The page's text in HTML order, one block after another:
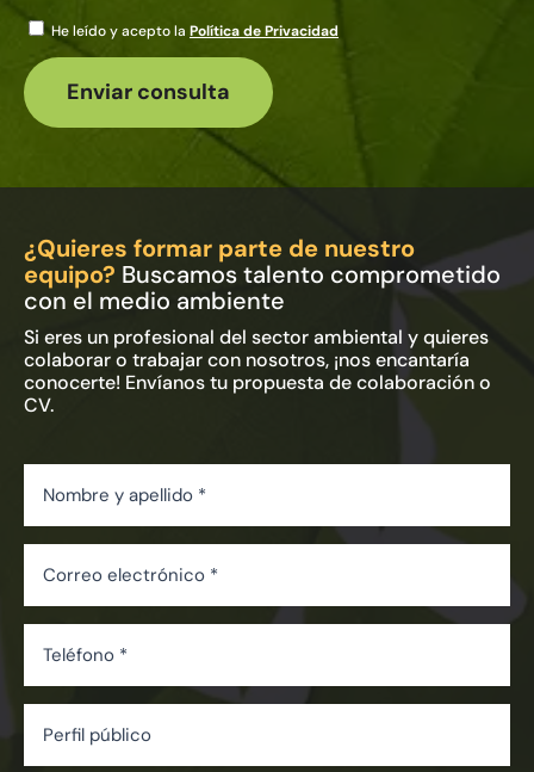
He leído y acepto la Política de Privacidad
Por favor, deja este
¿Quieres formar parte de nuestro
equipo? Buscamos talento comprometido
con el medio ambiente
Si eres un profesional del sector ambiental y quieres
colaborar o trabajar con nosotros, ¡nos encantaría
conocerte! Envíanos tu propuesta de colaboración o
CV.